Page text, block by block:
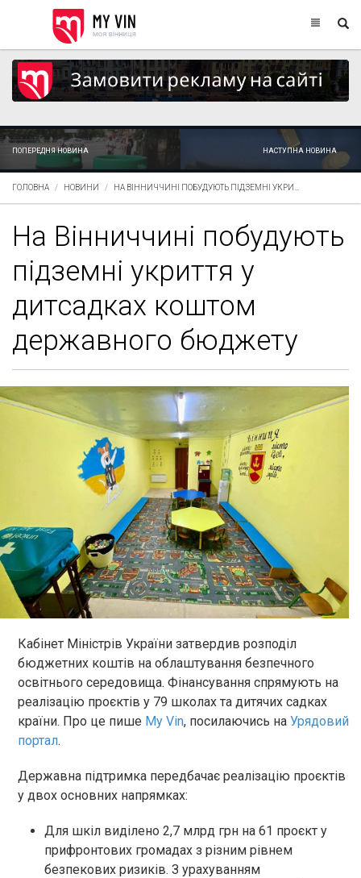
ПОПЕРЕДНЯ НОВИНА НАСТУПНА НОВИНА
ГОЛОВНА НОВИНИ НА ВІННИЧЧИНІ ПОБУДУЮТЬ ПІДЗЕМНІ УКРИ...
На Вінниччині побудують
підземні укриття у
дитсадках коштом
державного бюджету
Кабінет Міністрів України затвердив розподіл
бюджетних коштів на облаштування безпечного
освітнього середовища. Фінансування спрямують на
реалізацію проєктів у 79 школах та дитячих садках
країни. Про це пише My Vin, посилаючись на Урядовий
портал.
Державна підтримка передбачає реалізацію проєктів
у двох основних напрямках:
Для шкіл виділено 2,7 млрд грн на 61 проєкт у
прифронтових громадах з різним рівнем
безпекових ризиків. З урахуванням